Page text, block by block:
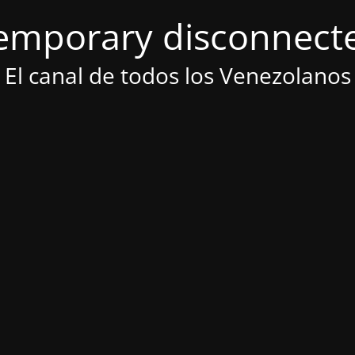
El canal de todos los Venezolanos